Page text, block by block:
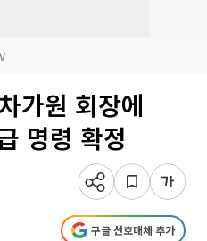
가원 회장에
명령 확정
구글 선호매체 추가